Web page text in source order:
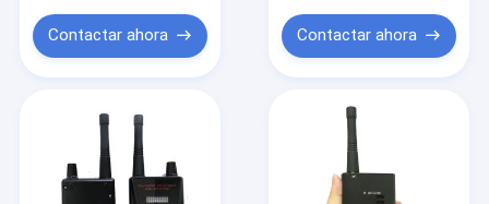
Contactar ahora Contactar ahora